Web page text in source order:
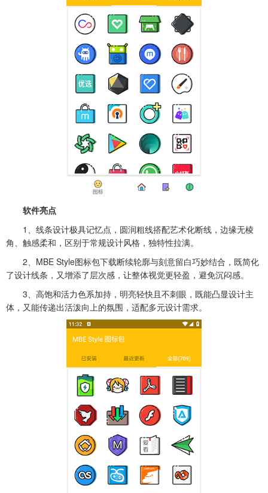
软件亮点
1、线条设计极具记忆点，圆润粗线搭配艺术化断线，边缘无棱
角、触感柔和，区别于常规设计风格，独特性拉满。
2、MBE Style图标包下载断续轮廓与刻意留白巧妙结合，既简化
了设计线条，又增添了层次感，让整体视觉更轻盈，避免沉闷感。
3、高饱和活力色系加持，明亮轻快且不刺眼，既能凸显设计主
体，又能传递出活泼向上的氛围，适配多元设计需求。